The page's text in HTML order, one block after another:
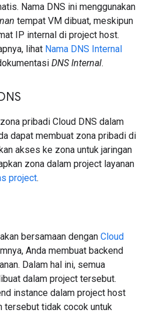
Nama DNS ini menggunakan
tempat VM dibuat, meskipun
IP internal di project host.
lihat Nama DNS Internal
DNS Internal.
pribadi Cloud DNS dalam
dapat membuat zona pribadi di
akses ke zona untuk jaringan
zona dalam project layanan
project.
bersamaan dengan Cloud
Anda membuat backend
Dalam hal ini, semua
dalam project tersebut.
instance dalam project host
tersebut tidak cocok untuk